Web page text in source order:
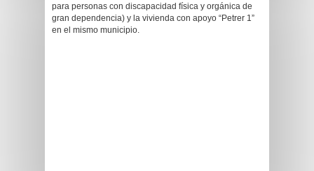
para personas con discapacidad física y orgánica de
gran dependencia) y la vivienda con apoyo “Petrer 1”
en el mismo municipio.